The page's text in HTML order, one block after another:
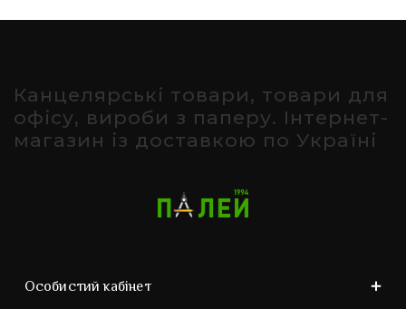
Канцелярські товари, товари для
офісу, вироби з паперу. Інтернет-
магазин із доставкою по Україні
Особистий кабінет